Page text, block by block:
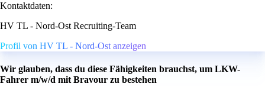
Kontaktdaten:
HV TL - Nord-Ost Recruiting-Team
Profil von HV TL - Nord-Ost anzeigen
Wir glauben, dass du diese Fähigkeiten brauchst, um LKW-
Fahrer m/w/d mit Bravour zu bestehen